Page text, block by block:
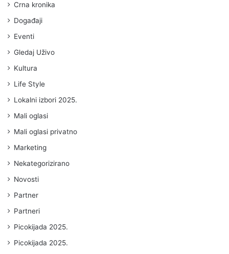
Crna kronika
Događaji
Eventi
Gledaj Uživo
Kultura
Life Style
Lokalni izbori 2025.
Mali oglasi
Mali oglasi privatno
Marketing
Nekategorizirano
Novosti
Partner
Partneri
Picokijada 2025.
Picokijada 2025.